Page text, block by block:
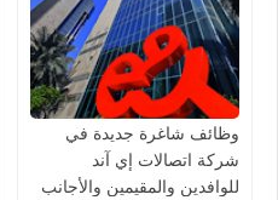
وظائف شاغرة جديدة في
شركة اتصالات إي آند
للوافدين والمقيمين والأجانب